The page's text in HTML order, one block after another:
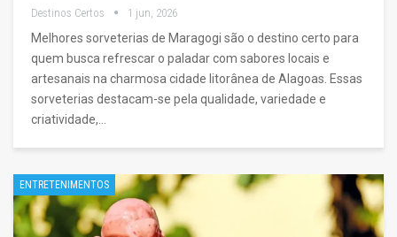
Destinos Certos 1 jun, 2026
Melhores sorveterias de Maragogi são o destino certo para
quem busca refrescar o paladar com sabores locais e
artesanais na charmosa cidade litorânea de Alagoas. Essas
sorveterias destacam-se pela qualidade, variedade e
criatividade,…
ENTRETENIMENTOS